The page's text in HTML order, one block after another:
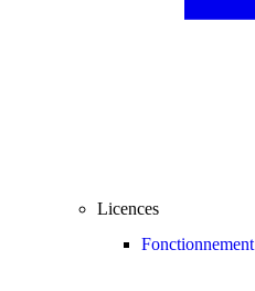
Licences
Fonctionnement